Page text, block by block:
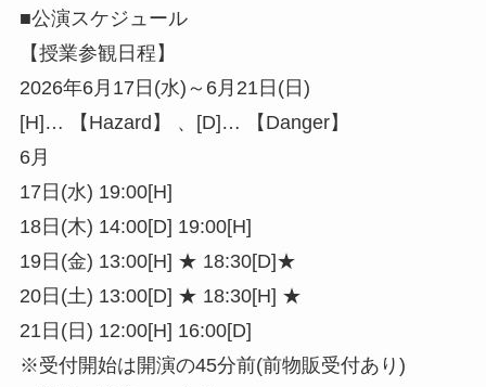
■公演スケジュール
【授業参観日程】
2026年6月17日(水)～6月21日(日)
[H]… 【Hazard】 、[D]… 【Danger】
6月
17日(水) 19:00[H]
18日(木) 14:00[D] 19:00[H]
19日(金) 13:00[H] ★ 18:30[D]★
20日(土) 13:00[D] ★ 18:30[H] ★
21日(日) 12:00[H] 16:00[D]
※受付開始は開演の45分前(前物販受付あり)